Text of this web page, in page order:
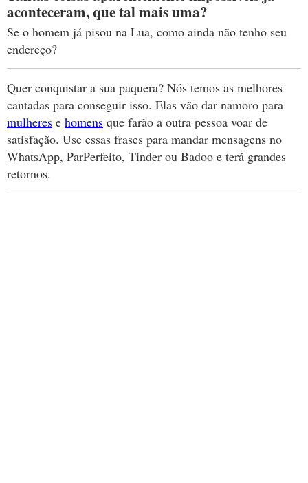
aconteceram, que tal mais uma?
Se o homem já pisou na Lua, como ainda não tenho seu
endereço?
Quer conquistar a sua paquera? Nós temos as melhores
cantadas para conseguir isso. Elas vão dar namoro para
mulheres e homens que farão a outra pessoa voar de
satisfação. Use essas frases para mandar mensagens no
WhatsApp, ParPerfeito, Tinder ou Badoo e terá grandes
retornos.